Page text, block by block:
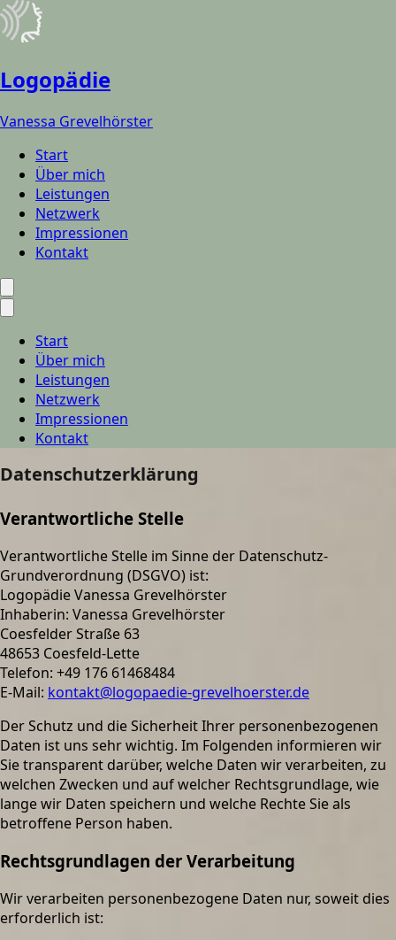
Logopädie
Vanessa Grevelhörster
Start
Über mich
Leistungen
Netzwerk
Impressionen
Kontakt
Start
Über mich
Leistungen
Netzwerk
Impressionen
Kontakt
Datenschutzerklärung
Verantwortliche Stelle
Verantwortliche Stelle im Sinne der Datenschutz-
Grundverordnung (DSGVO) ist:
Logopädie Vanessa Grevelhörster
Inhaberin: Vanessa Grevelhörster
Coesfelder Straße 63
48653 Coesfeld-Lette
Telefon: +49 176 61468484
E-Mail: kontakt@logopaedie-grevelhoerster.de
Der Schutz und die Sicherheit Ihrer personenbezogenen
Daten ist uns sehr wichtig. Im Folgenden informieren wir
Sie transparent darüber, welche Daten wir verarbeiten, zu
welchen Zwecken und auf welcher Rechtsgrundlage, wie
lange wir Daten speichern und welche Rechte Sie als
betroffene Person haben.
Rechtsgrundlagen der Verarbeitung
Wir verarbeiten personenbezogene Daten nur, soweit dies
erforderlich ist: